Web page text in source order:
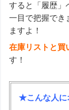
すると「履歴」
一目で把握でき
ますよ！
在庫リストと買
す！
★こんな人に